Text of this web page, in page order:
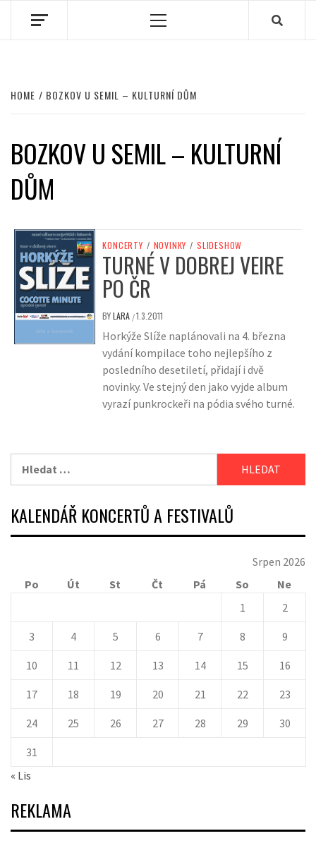
Primary
HOME BOZKOV U SEMIL – KULTURNÍ DŮM
BOZKOV U SEMIL – KULTURNÍ
DŮM
KONCERTY / NOVINKY / SLIDESHOW
TURNÉ V DOBREJ VEIRE
PO ČR
BYLARA /1.3.2011
Horkýže Slíže naplánovali na 4. března
vydání kompilace toho nejlepšího z
posledního desetiletí, přidají i dvě
novinky. Ve stejný den jako vyjde album
vyrazí punkrockeři na pódia svého turné.
KALENDÁŘ KONCERTŮ A FESTIVALŮ
Srpen 2026
Po
Út St Čt Pá So
Ne
1
2
3 4 5 6 7 8 9
10 11 12 13 14 15 16
17 18 19 20 21 22 23
24 25 26 27 28 29 30
31
« Lis
REKLAMA